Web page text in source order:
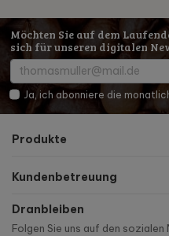
Möchten Sie auf dem
sich für unseren digitalen
Ja, ich abonniere die
Produkte
Kundenbetreuung
Dranbleiben
Folgen Sie uns auf den sozialen